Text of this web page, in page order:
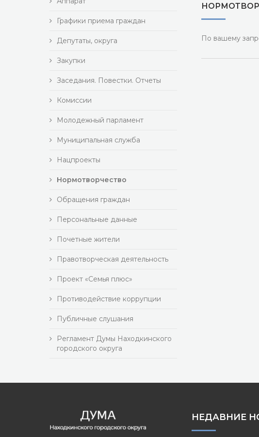
Графики приема граждан
Депутаты, округа
Закупки
Заседания. Повестки. Отчеты
Комиссии
Молодежный парламент
Муниципальная служба
Нацпроекты
Нормотворчество
Обращения граждан
Персональные данные
Почетные жители
Правотворческая деятельность
Проект «Семья плюс»
Противодействие коррупции
Публичные слушания
Регламент Думы Находкинского
городского округа
По вашему
НЕДАВНИЕ